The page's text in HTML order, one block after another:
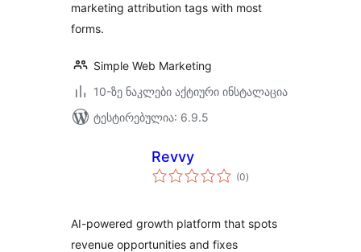
marketing attribution tags with most
forms.
Simple Web Marketing
10-ზე ნაკლები აქტიური ინსტალაცია
ტესტირებულია: 6.9.5
Revvy
(0საერთო
რეიტინგი
)
AI-powered growth platform that spots
revenue opportunities and fixes